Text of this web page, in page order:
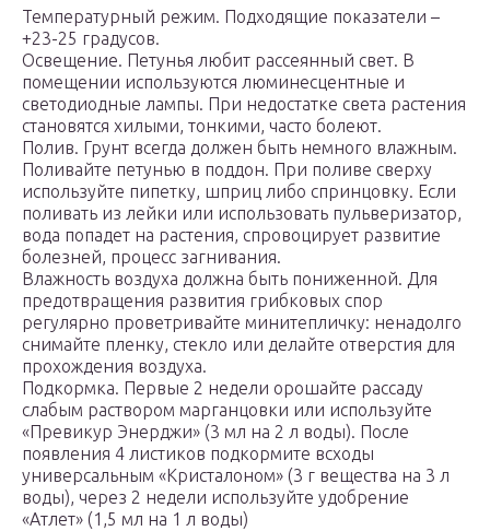
Температурный режим. Подходящие показатели –
+23-25 градусов.
Освещение. Петунья любит рассеянный свет. В
помещении используются люминесцентные и
светодиодные лампы. При недостатке света растения
становятся хилыми, тонкими, часто болеют.
Полив. Грунт всегда должен быть немного влажным.
Поливайте петунью в поддон. При поливе сверху
используйте пипетку, шприц либо спринцовку. Если
поливать из лейки или использовать пульверизатор,
вода попадет на растения, спровоцирует развитие
болезней, процесс загнивания.
Влажность воздуха должна быть пониженной. Для
предотвращения развития грибковых спор
регулярно проветривайте минитепличку: ненадолго
снимайте пленку, стекло или делайте отверстия для
прохождения воздуха.
Подкормка. Первые 2 недели орошайте рассаду
слабым раствором марганцовки или используйте
«Превикур Энерджи» (3 мл на 2 л воды). После
появления 4 листиков подкормите всходы
универсальным «Кристалоном» (3 г вещества на 3 л
воды), через 2 недели используйте удобрение
«Атлет» (1,5 мл на 1 л воды)